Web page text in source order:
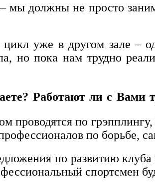
должны не просто
уже в другом зале –
но пока нам трудно
Работают ли с
проводятся по
по борьбе,
по развитию
спортсмен